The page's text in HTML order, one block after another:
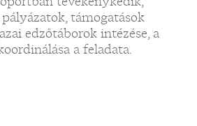
támogatások
edzőtáborok intézése, a
a feladata.